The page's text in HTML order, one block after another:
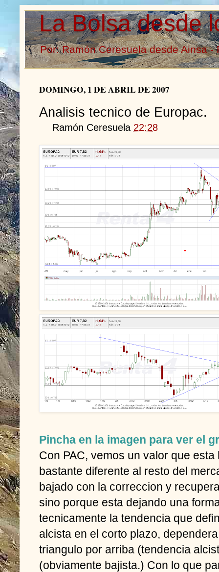
La Bolsa desde
Por: Ramón Ceresuela desde Ainsa -
DOMINGO, 1 DE ABRIL DE 2007
Analisis tecnico de Europac.
Ramón Ceresuela 22:28
Pincha en la imagen para ver el
Con PAC, vemos un valor que
bastante diferente al resto del
bajado con la correccion y
sino porque esta dejando una
tecnicamente la tendencia que
alcista en el corto plazo,
triangulo por arriba (tendencia
(obviamente bajista.) Con lo que